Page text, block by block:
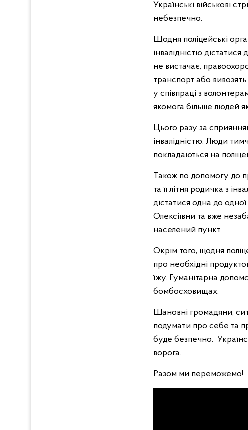
Українські військові
небезпечно.
Щодня поліцейські
інвалідністю
не вистачає,
транспорт або
у співпраці з
якомога більше людей
Цього разу за
інвалідністю. Люди
покладаються на
Також по допомогу до
та її літня родичка з
дістатися одна до
Олексіївни та вже
населений пункт.
Окрім того, щодня
про необхідні
їжу. Гуманітарна
бомбосховищах.
Шановні громадяни,
подумати про себе та
буде безпечно.
ворога.
Разом ми переможемо!